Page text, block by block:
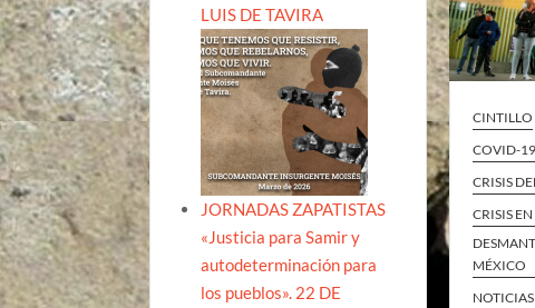
CINTILLO
COVID-
CRISIS
CRISIS
MÉXICO
LUIS DE TAVIRA
JORNADAS ZAPATISTAS
«Justicia para Samir y
autodeterminación para
los pueblos». 22 DE